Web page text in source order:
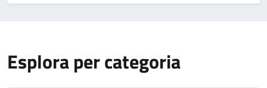
Esplora per categoria